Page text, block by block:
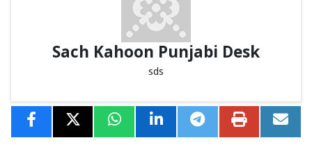
Sach Kahoon Punjabi Desk
sds